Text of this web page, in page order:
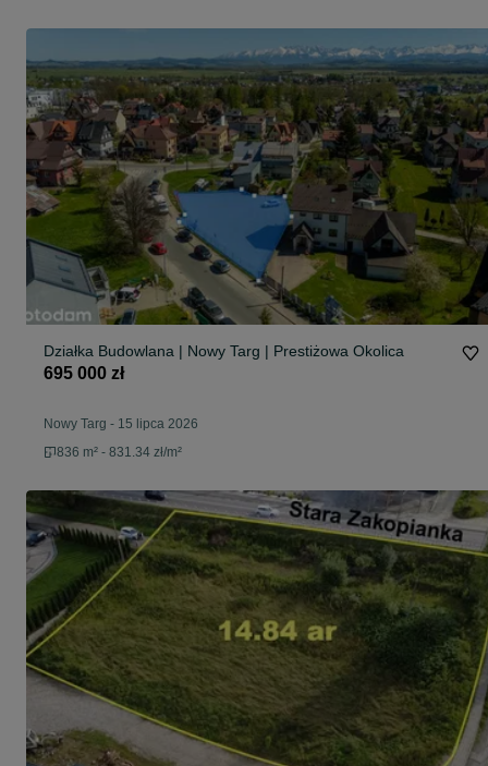
Działka Budowlana | Nowy Targ | Prestiżowa Okolica
695 000 zł
Nowy Targ - 15 lipca 2026
836 m² - 831.34 zł/m²